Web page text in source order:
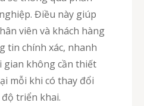
Điều này giúp
viên và khách hàng
tin chính xác, nhanh
gian không cần thiết
mỗi khi có thay đổi
triển khai.